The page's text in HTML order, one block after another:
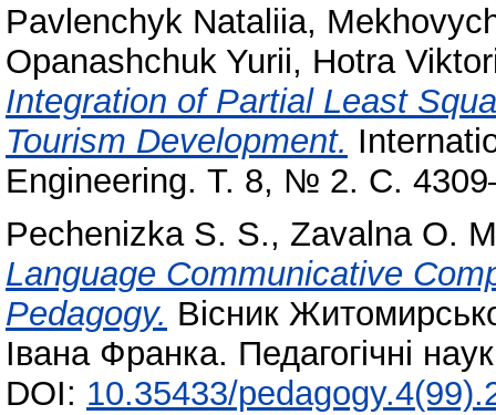
Pavlenchyk Nataliia,
Opanashchuk Yurii, Hotra
Integration of Partial Least
Tourism Development.
Engineering. Т. 8, № 2. С.
Pechenizka S. S., Zavalna O.
Language Communicative
Pedagogy. Вісник
Івана Франка. Педагогічні
DOI: 10.35433/